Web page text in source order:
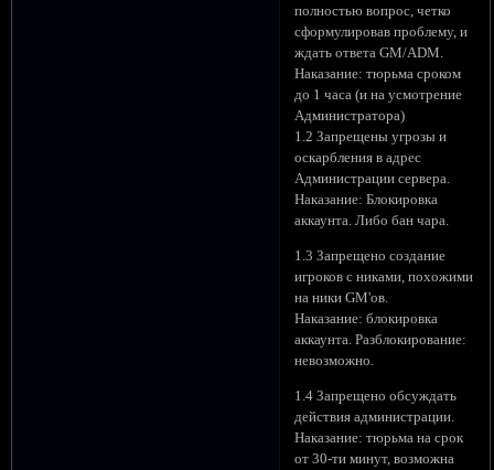
полностью вопрос, четко
сформулировав проблему, и
ждать ответа GM/ADM.
Наказание: тюрьма сроком
до 1 часа (и на усмотрение
Администратора)
1.2 Запрещены угрозы и
оскарбления в адрес
Администрации сервера.
Наказание: Блокировка
аккаунта. Либо бан чара.
1.3 Запрещено создание
игроков с никами, похожими
на ники GM'ов.
Наказание: блокировка
аккаунта. Разблокирование:
невозможно.
1.4 Запрещено обсуждать
действия администрации.
Наказание: тюрьма на срок
от 30-ти минут, возможна